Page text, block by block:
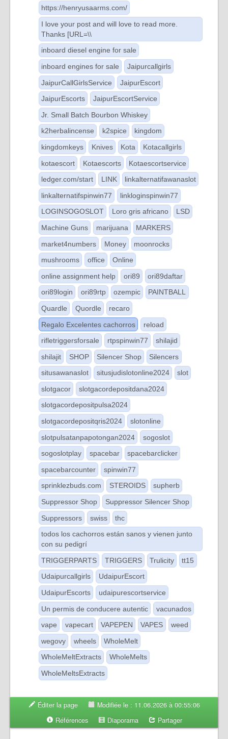
https://henryusaarms.com/
I love your post and will love to read more.
Thanks [URL=\\
inboard diesel engine for sale
inboard engines for sale
Jaipurcallgirls
JaipurCallGirlsService
JaipurEscort
JaipurEscorts
JaipurEscortService
Jr. Small Batch Bourbon Whiskey
k2herbalincense
k2spice
kingdom
kingdomkeys
Knives Kota
Kotacallgirls
kotaescort
Kotaescorts
Kotaescortservice
ledger.com/start
LINK
linkalternatifawanaslot
linkalternatifspinwin77
linkloginspinwin77
LOGINSOGOSLOT
Loro gris africano
LSD
Machine Guns
marijuana
MARKERS
market4numbers
Money
moonrocks
mushrooms
office
Online
online assignment help
ori89
ori89daftar
ori89login
ori89rtp ozempic
PAINTBALL
Quardle
Quordle
recaro
Regalo Excelentes cachorros
reload
rifletriggersforsale
rtpspinwin77
shilajid
shilajit
SHOP Silencer Shop
Silencers
situsawanaslot
situsjudislotonline2024
slot
slotgacor
slotgacordepositdana2024
slotgacordepositpulsa2024
slotgacordepositqris2024
slotonline
slotpulsatanpapotongan2024
sogoslot
sogoslotplay
spacebar
spacebarclicker
spacebarcounter
spinwin77
sprinklezbuds.com
STEROIDS
supherb
Suppressor Shop
Suppressor Silencer Shop
Suppressors
swiss
thc
todos los cachorros están sanos y vienen junto
con su pedigrí
TRIGGERPARTS
TRIGGERS Trulicity
tt15
Udaipurcallgirls
UdaipurEscort
UdaipurEscorts
udaipurescortservice
Un permis de conducere autentic
vacunados
vape
vapecart VAPEPEN VAPES
weed
wegovy
wheels
WholeMelt
WholeMeltExtracts
WholeMelts
WholeMeltsExtracts
Éditer la page
Modifiée le : 11.06.2026 à 00:55:06
Références
Diaporama Partager